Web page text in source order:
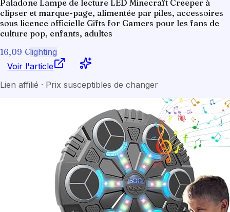
Paladone Lampe de lecture LED Minecraft Creeper à
clipser et marque-page, alimentée par piles, accessoires
sous licence officielle Gifts for Gamers pour les fans de
culture pop, enfants, adultes
16,09 €lighting
Voir l'article
Lien affilié · Prix susceptibles de changer